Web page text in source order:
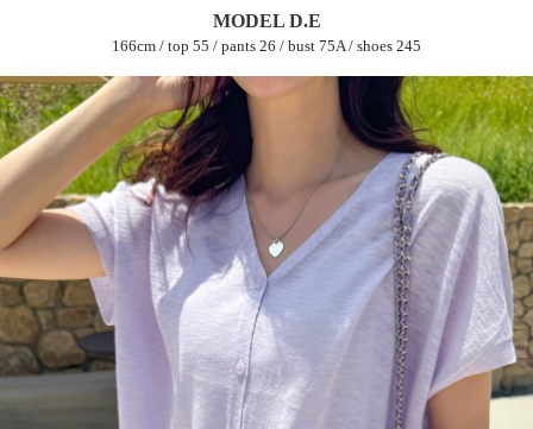
MODEL D.E
166cm / top 55 / pants 26 / bust 75A / shoes 245